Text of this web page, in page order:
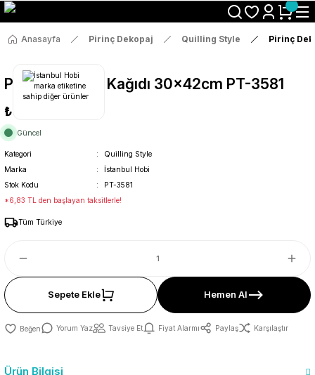
Size Özel "HG10" Koduyla Sepette Hemen %10 İndirimi Kaçırma
Anasayfa Pirinç Dekopaj Quilling Style Pirinç
Pirinç Dekopaj Kağıdı 30x42cm PT-3581
₺36
Güncel
Kategori
Quilling Style
Marka
İstanbul Hobi
Stok Kodu
PT-3581
*6,83 TL den başlayan taksitlerle!
Tüm Türkiye
Sepete Ekle Hemen Al
Yorum Yaz Tavsiye Et Fiyat Alarmı Paylaş Karşılaştır
Ürün Bilgisi